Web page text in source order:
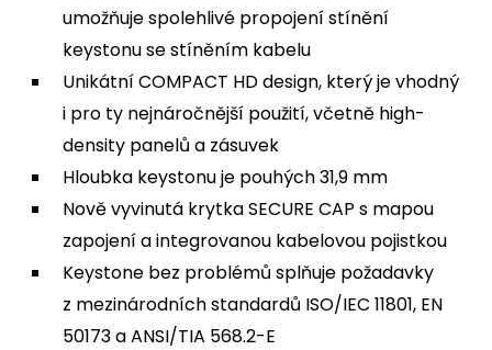
umožňuje spolehlivé propojení stínění
keystonu se stíněním kabelu
Unikátní COMPACT HD design, který je vhodný
i pro ty nejnáročnější použití, včetně high-
density panelů a zásuvek
Hloubka keystonu je pouhých 31,9 mm
Nově vyvinutá krytka SECURE CAP s mapou
zapojení a integrovanou kabelovou pojistkou
Keystone bez problémů splňuje požadavky
z mezinárodních standardů ISO/IEC 11801, EN
50173 a ANSI/TIA 568.2-E